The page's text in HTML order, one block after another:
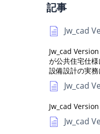
記事
Jw_cad
Jw_cad
が公共住宅仕
設備設計の実務
Jw_cad
Jw_cad
Jw_cad